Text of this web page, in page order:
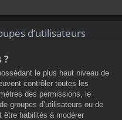
d’utilisateurs
?
le plus haut niveau de
contrôler toutes les
des permissions, le
groupes d’utilisateurs ou de
être habilités à modérer